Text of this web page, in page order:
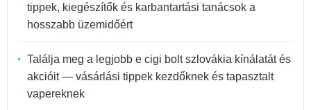
tippek, kiegészítők és karbantartási tanácsok a
hosszabb üzemidőért
Találja meg a legjobb e cigi bolt szlovákia kínálatát és
akcióit — vásárlási tippek kezdőknek és tapasztalt
vapereknek